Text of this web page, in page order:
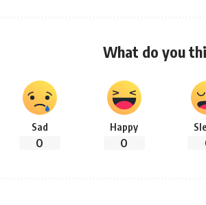
What do you
Sad
0
Happy
0